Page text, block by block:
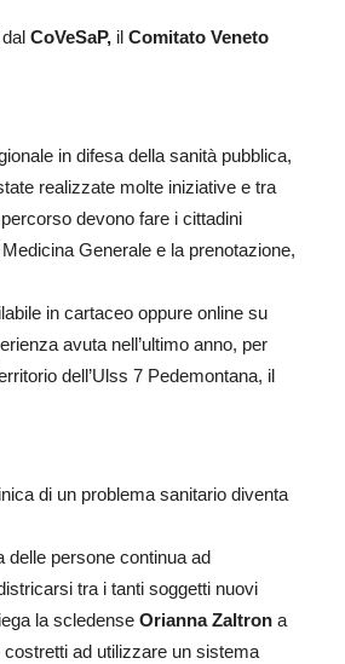
CoVeSaP, il Comitato Veneto
in difesa della sanità pubblica,
realizzate molte iniziative e tra
devono fare i cittadini
Generale e la prenotazione,
in cartaceo oppure online su
avuta nell’ultimo anno, per
dell’Ulss 7 Pedemontana, il
di un problema sanitario diventa
delle persone continua ad
tra i tanti soggetti nuovi
la scledense Orianna Zaltron a
ad utilizzare un sistema